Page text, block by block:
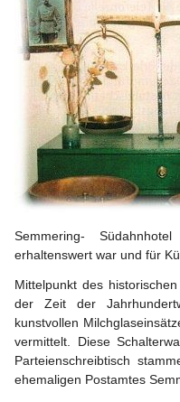
Semmering-
erhaltenswert war und für
Mittelpunkt des
der Zeit der
kunstvollen
vermittelt. Diese
Parteienschreibtisch
ehemaligen Postamtes